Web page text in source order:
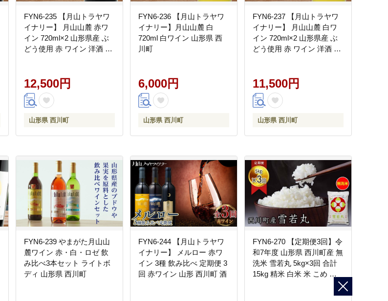
FYN6-235 【月山トラヤワ
イナリー】 月山山麓 赤ワ
イン 720ml×2 山形県産 ぶ
どう使用 赤 ワイン 洋酒 酒
12,500円
山形県 西川町
FYN6-236 【月山トラヤワ
イナリー】月山山麓 白
720ml 白ワイン 山形県 西
川町
6,000円
山形県 西川町
FYN6-237 【月山トラヤワ
イナリー】 月山山麓 白ワ
イン 720ml×2 山形県産 ぶ
どう使用 赤 ワイン 洋酒 酒
11,500円
山形県 西川町
FYN6-239 やまがた月山山
麓ワイン 赤・白・ロゼ 飲
み比べ3本セット ライトボ
ディ 山形県 西川町
FYN6-244 【月山トラヤワ
イナリー】 メルロー 赤ワ
イン 3種 飲み比べ 定期便 3
回 赤ワイン 山形 西川町 酒
FYN6-270 【定期便3回】令
和7年度 山形県 西川町産 無
洗米 雪若丸 5kg×3回 合計
15kg 精米 白米 米 こめ ラ
イス ごはん ご飯 ブランド
米 銘柄米 家庭用 自宅用 贈